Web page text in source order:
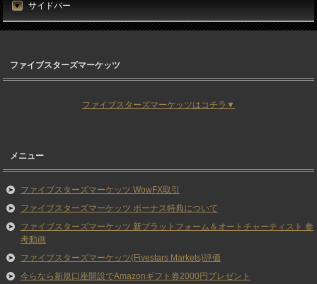
サイドバー
ファイブスターズマーケッツ
ファイブスターズマーケッツはコチラ▼
メニュー
ファイブスターズマーケッツ WowFX取引
ファイブスターズマーケッツ ボーナス特典について
ファイブスターズマーケッツ 新プラットフォーム＆オートチャーティスト 参
考動画
ファイブスターズマーケッツ(Fivestars Markets)評価
今らなら新規口座開設でAmazonギフト券2000円プレゼント